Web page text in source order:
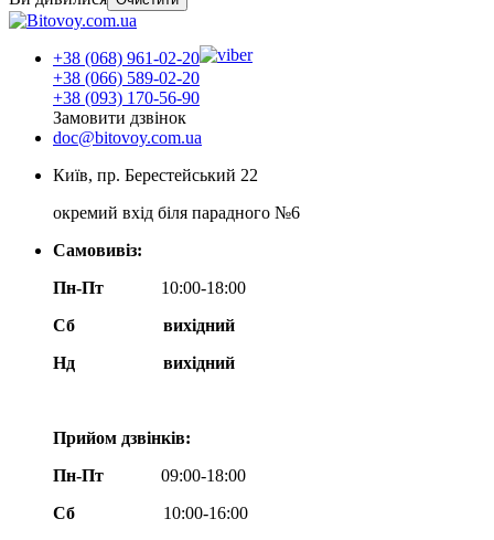
+38 (068) 961-02-20
+38 (066) 589-02-20
+38 (093) 170-56-90
Замовити дзвінок
doc@bitovoy.com.ua
Київ, пр. Берестейський 22
окремий вхід біля парадного №6
Самовивіз:
Пн-Пт
10:00-18:00
Сб
вихідний
Нд
вихідний
Прийом дзвінків:
Пн-Пт
09:00-18:00
Сб
10:00-16:00